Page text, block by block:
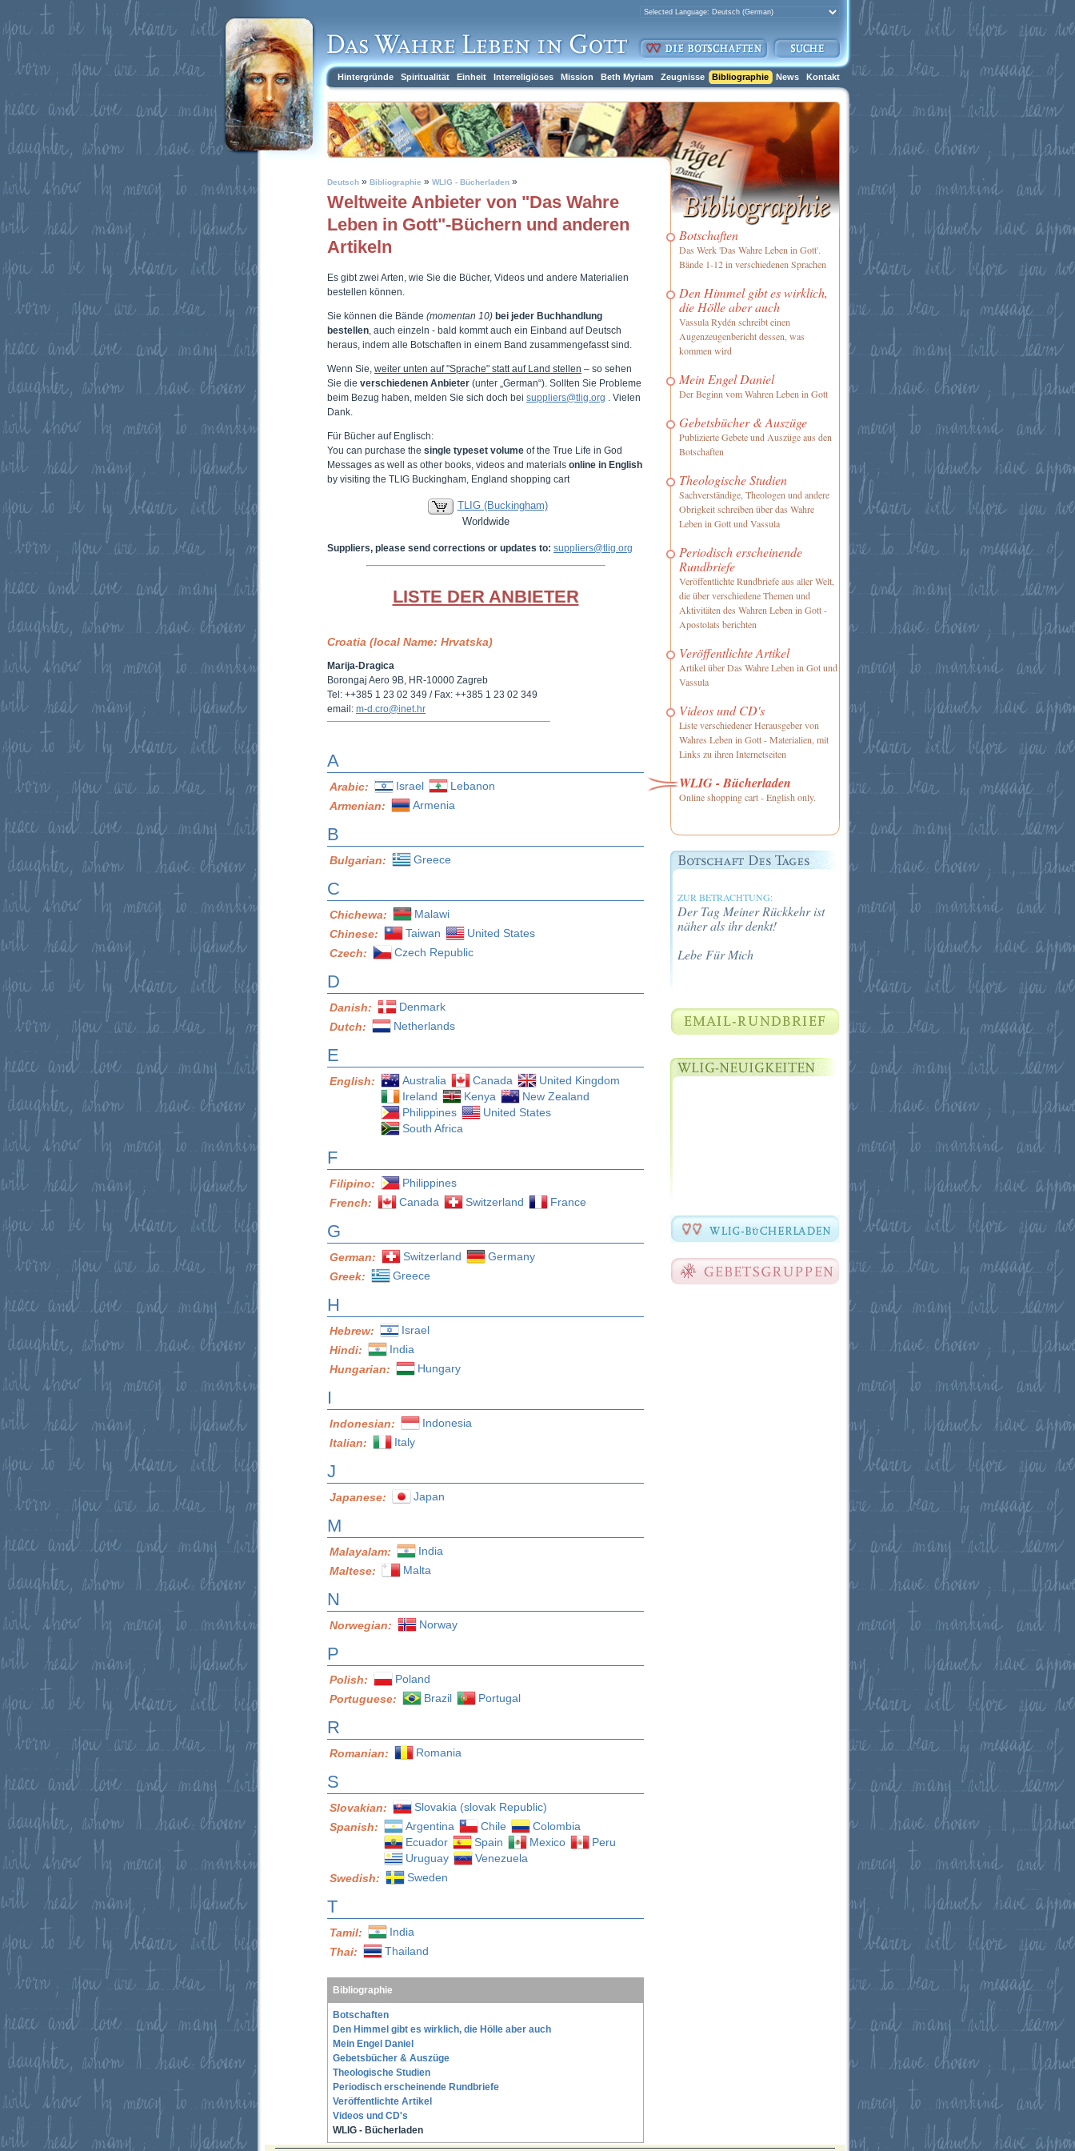
Hintergründe Spiritualität Einheit Interreligiöses Mission Beth Myriam Zeugnisse Bibliographie News Kontakt
Deutsch » Bibliographie » WLIG - Bücherladen »
Weltweite Anbieter von "Das Wahre
Leben in Gott"-Büchern und anderen
Artikeln
Es gibt zwei Arten, wie Sie die Bücher, Videos und andere Materialien
bestellen können.
Sie können die Bände (momentan 10) bei jeder Buchhandlung
bestellen , auch einzeln - bald kommt auch ein Einband auf Deutsch
heraus, indem alle Botschaften in einem Band zusammengefasst sind.
Wenn Sie, weiter unten auf "Sprache" statt auf Land stellen – so sehen
Sie die verschiedenen Anbieter (unter „German“). Sollten Sie Probleme
beim Bezug haben, melden Sie sich doch bei suppliers@tlig.org . Vielen
Dank.
Für Bücher auf Englisch:
You can purchase the single typeset volume of the True Life in God
Messages as well as other books, videos and materials online in English
by visiting the TLIG Buckingham, England shopping cart
TLIG (Buckingham)
Worldwide
Suppliers, please send corrections or updates to: suppliers@tlig.org
LISTE DER ANBIETER
Croatia (local Name: Hrvatska)
Marija-Dragica
Borongaj Aero 9B, HR-10000 Zagreb
Tel: ++385 1 23 02 349 / Fax: ++385 1 23 02 349
email: m-d.cro@inet.hr
A
Arabic: Israel
Lebanon
Armenian:
Armenia
B
Bulgarian: Greece
C
Chichewa:
Malawi
Chinese:
Taiwan
United States
Czech:
Czech Republic
D
Danish:
Denmark
Dutch:
Netherlands
E
English: Australia Canada
United Kingdom
Ireland
Kenya
New Zealand
Philippines
United States
South Africa
F
Filipino:
Philippines
French:
Canada Switzerland France
G
German: Switzerland
Germany
Greek:
Greece
H
Hebrew:
Israel
Hindi:
India
Hungarian:
Hungary
I
Indonesian:
Indonesia
Italian:
Italy
J
Japanese: Japan
M
Malayalam:
India
Maltese:
Malta
N
Norwegian: Norway
P
Polish:
Poland
Portuguese:
Brazil Portugal
R
Romanian: Romania
S
Slovakian:
Slovakia (slovak Republic)
Spanish:
Argentina Chile
Colombia
Ecuador
Spain Mexico
Peru
Uruguay
Venezuela
Swedish:
Sweden
T
Tamil:
India
Thai:
Thailand
Bibliographie
Botschaften
Den Himmel gibt es wirklich, die Hölle aber auch
Mein Engel Daniel
Gebetsbücher & Auszüge
Theologische Studien
Periodisch erscheinende Rundbriefe
Veröffentlichte Artikel
Videos und CD's
WLIG - Bücherladen
Botschaften
Das Werk 'Das Wahre Leben in Gott'.
Bände 1-12 in verschiedenen Sprachen
Den Himmel gibt es wirklich,
die Hölle aber auch
Vassula Rydén schreibt einen
Augenzeugenbericht dessen, was
kommen wird
Mein Engel Daniel
Der Beginn vom Wahren Leben in Gott
Gebetsbücher & Auszüge
Publizierte Gebete und Auszüge aus den
Botschaften
Theologische Studien
Sachverständige, Theologen und andere
Obrigkeit schreiben über das Wahre
Leben in Gott und Vassula
Periodisch erscheinende
Rundbriefe
Veröffentlichte Rundbriefe aus aller Welt,
die über verschiedene Themen und
Aktivitäten des Wahren Leben in Gott -
Apostolats berichten
Veröffentlichte Artikel
Artikel über Das Wahre Leben in Got und
Vassula
Videos und CD's
Liste verschiedener Herausgeber von
Wahres Leben in Gott - Materialien, mit
Links zu ihren Internetseiten
WLIG - Bücherladen
Online shopping cart - English only.
ZUR BETRACHTUNG:
Der Tag Meiner Rückkehr ist
näher als ihr denkt!
Lebe Für Mich